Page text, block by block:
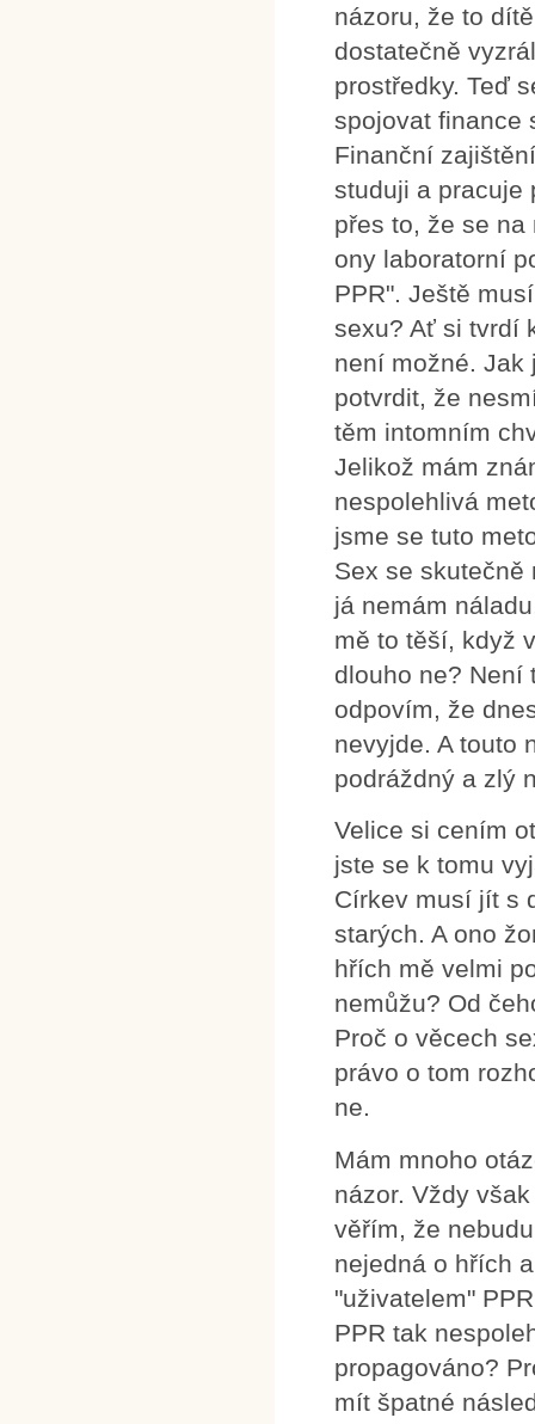
názoru, že to
dostatečně
prostředky. Teď
spojovat finance
Finanční
studuji a pracuje
přes to, že se
ony laboratorní
PPR". Ještě
sexu? Ať si tvrdí
není možné. Jak
potvrdit, že
těm intomním
Jelikož mám
nespolehlivá
jsme se tuto
Sex se skutečně
já nemám
mě to těší, když
dlouho ne? Není
odpovím, že
nevyjde. A touto
podráždný a zlý
Velice si cením
jste se k tomu
Církev musí jít s
starých. A ono
hřích mě velmi
nemůžu? Od
Proč o věcech
právo o tom
ne.
Mám mnoho
názor. Vždy
věřím, že
nejedná o hřích
"uživatelem"
PPR tak
propagováno?
mít špatné